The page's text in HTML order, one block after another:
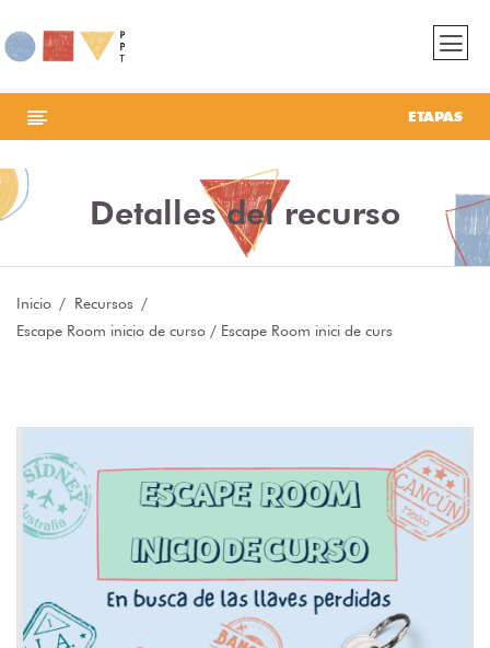
ETAPAS
Detalles del recurso
Inicio
Recursos
Escape Room inicio de curso / Escape Room inici de curs